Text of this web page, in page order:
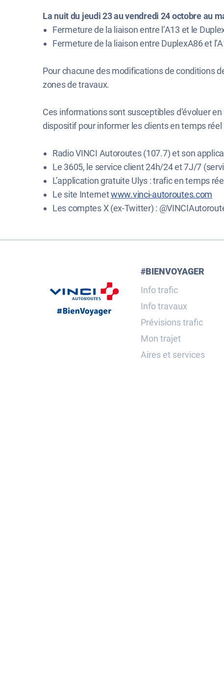
La nuit du jeudi 23 au vendredi 24 octobre au
Fermeture de la liaison entre l’A13 et le
Fermeture de la liaison entre DuplexA86 et
Pour chacune des modifications de conditions
zones de travaux.
Ces informations sont susceptibles d’évoluer
dispositif pour informer les clients en temps réel
Radio VINCI Autoroutes (107.7) et son
Le 3605, le service client 24h/24 et 7J/7
L’application gratuite Ulys : trafic en temps réel
Le site Internetwww.vinci-autoroutes.com
Les comptes X (ex-Twitter) :
#BIENVOYAGER
Info trafic
Info travaux
Prévisions trafic
Mon trajet
Aires et services